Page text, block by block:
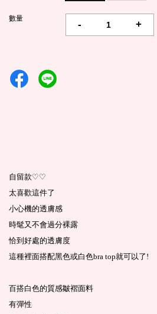
數量
- +
自留款♡♡
太喜歡這件了
小心機的透膚感
時髦又不會過分裸露
恰到好處的透膚度
這種裡面搭配黑色或白色bra top就可以了!
百搭白色的質感皺褶面料
有彈性